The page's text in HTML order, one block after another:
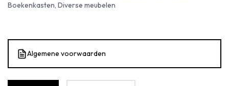
Boekenkasten, Diverse meubelen
Algemene voorwaarden